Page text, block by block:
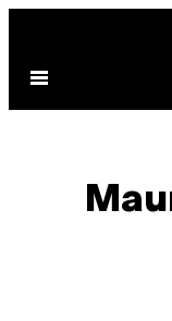
content
Open